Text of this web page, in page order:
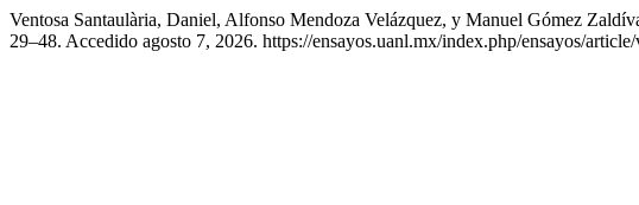
Ventosa Santaulària, Daniel, Alfonso Mendoza Velázquez, y Manuel Gómez
29–48. Accedido agosto 7, 2026. https://ensayos.uanl.mx/index.php/ensayos/